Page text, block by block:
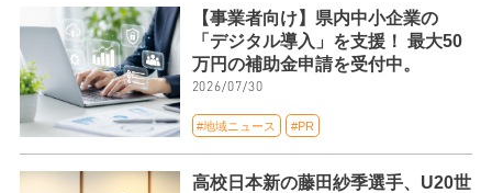
【事業者向け】県内中小企業の
「デジタル導入」を支援！ 最大50
万円の補助金申請を受付中。
2026/07/30
#地域ニュース #PR
高校日本新の藤田紗季選手、U20世